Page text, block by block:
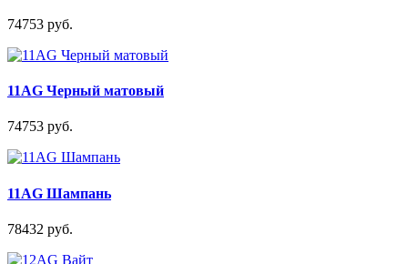
74753 руб.
11AG Черный матовый
74753 руб.
11AG Шампань
78432 руб.